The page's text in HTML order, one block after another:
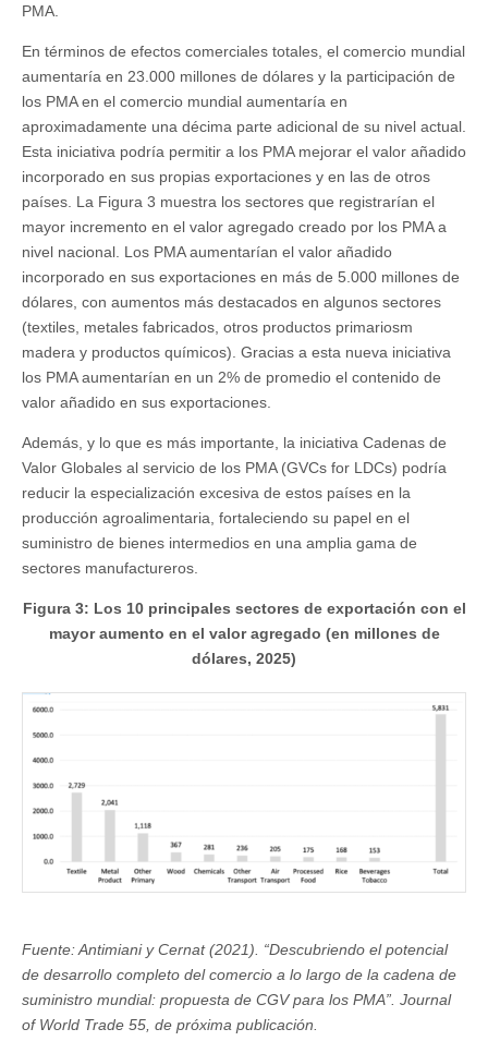
PMA.
En términos de efectos comerciales totales, el comercio mundial
aumentaría en 23.000 millones de dólares y la participación de
los PMA en el comercio mundial aumentaría en
aproximadamente una décima parte adicional de su nivel actual.
Esta iniciativa podría permitir a los PMA mejorar el valor añadido
incorporado en sus propias exportaciones y en las de otros
países. La Figura 3 muestra los sectores que registrarían el
mayor incremento en el valor agregado creado por los PMA a
nivel nacional. Los PMA aumentarían el valor añadido
incorporado en sus exportaciones en más de 5.000 millones de
dólares, con aumentos más destacados en algunos sectores
(textiles, metales fabricados, otros productos primariosm
madera y productos químicos). Gracias a esta nueva iniciativa
los PMA aumentarían en un 2% de promedio el contenido de
valor añadido en sus exportaciones.
Además, y lo que es más importante, la iniciativa Cadenas de
Valor Globales al servicio de los PMA (GVCs for LDCs) podría
reducir la especialización excesiva de estos países en la
producción agroalimentaria, fortaleciendo su papel en el
suministro de bienes intermedios en una amplia gama de
sectores manufactureros.
Figura 3: Los 10 principales sectores de exportación con el
mayor aumento en el valor agregado (en millones de
dólares, 2025)
Fuente: Antimiani y Cernat (2021). “Descubriendo el potencial
de desarrollo completo del comercio a lo largo de la cadena de
suministro mundial: propuesta de CGV para los PMA”. Journal
of World Trade 55, de próxima publicación.